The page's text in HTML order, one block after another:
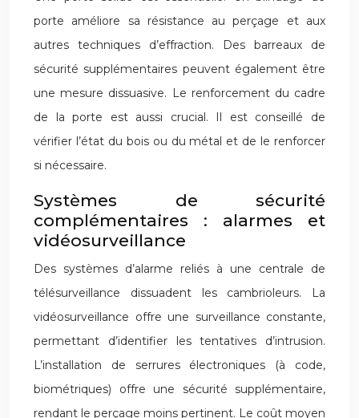
porte améliore sa résistance au perçage et aux
autres techniques d’effraction. Des barreaux de
sécurité supplémentaires peuvent également être
une mesure dissuasive. Le renforcement du cadre
de la porte est aussi crucial. Il est conseillé de
vérifier l’état du bois ou du métal et de le renforcer
si nécessaire.
Systèmes de sécurité
complémentaires : alarmes et
vidéosurveillance
Des systèmes d’alarme reliés à une centrale de
télésurveillance dissuadent les cambrioleurs. La
vidéosurveillance offre une surveillance constante,
permettant d’identifier les tentatives d’intrusion.
L’installation de serrures électroniques (à code,
biométriques) offre une sécurité supplémentaire,
rendant le perçage moins pertinent. Le coût moyen